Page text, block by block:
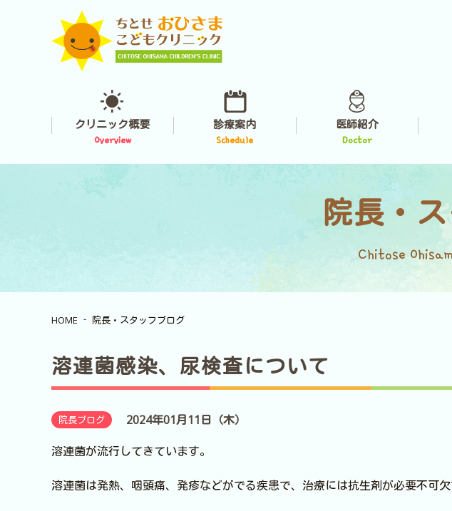
クリニック概要
Overview
診療案内
Schedule
医師紹介
Doctor
院長・
Chitose
HOME 院長・スタッフブログ
溶連菌感染、尿検査について
院長ブログ
2024年01月11日（木）
溶連菌が流行してきています。
溶連菌は発熱、咽頭痛、発疹などがでる疾患で、治療には抗生剤が必要不可欠